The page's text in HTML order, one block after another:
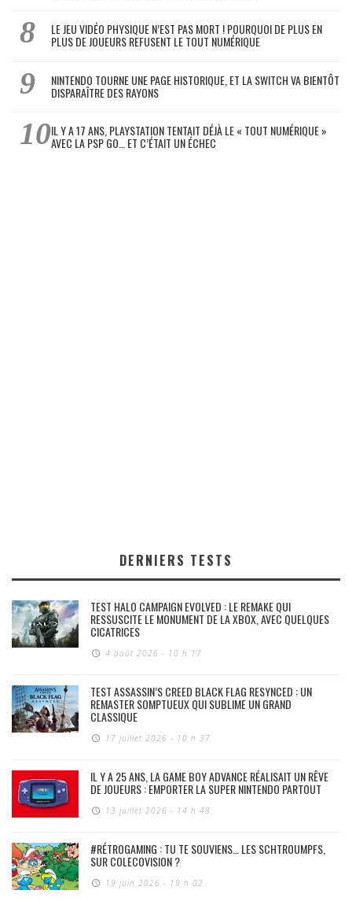
LE JEU VIDÉO PHYSIQUE N’EST PAS MORT ! POURQUOI DE PLUS EN
PLUS DE JOUEURS REFUSENT LE TOUT NUMÉRIQUE
NINTENDO TOURNE UNE PAGE HISTORIQUE, ET LA SWITCH VA BIENTÔT
DISPARAÎTRE DES RAYONS
IL Y A 17 ANS, PLAYSTATION TENTAIT DÉJÀ LE « TOUT NUMÉRIQUE »
AVEC LA PSP GO… ET C’ÉTAIT UN ÉCHEC
DERNIERS TESTS
TEST HALO CAMPAIGN EVOLVED : LE REMAKE QUI
RESSUSCITE LE MONUMENT DE LA XBOX, AVEC QUELQUES
CICATRICES
4 août 2026 - 10 h 17
TEST ASSASSIN’S CREED BLACK FLAG RESYNCED : UN
REMASTER SOMPTUEUX QUI SUBLIME UN GRAND
CLASSIQUE
17 juillet 2026 - 10 h 37
IL Y A 25 ANS, LA GAME BOY ADVANCE RÉALISAIT UN RÊVE
DE JOUEURS : EMPORTER LA SUPER NINTENDO PARTOUT
13 juillet 2026 - 14 h 48
#RÉTROGAMING : TU TE SOUVIENS… LES SCHTROUMPFS,
SUR COLECOVISION ?
19 juin 2026 - 19 h 02